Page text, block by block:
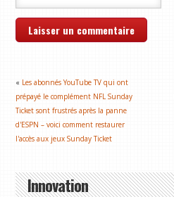
« Les abonnés YouTube TV qui ont
prépayé le complément NFL Sunday
Ticket sont frustrés après la panne
d'ESPN – voici comment restaurer
l'accès aux jeux Sunday Ticket
Innovation